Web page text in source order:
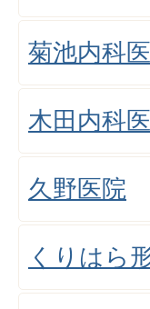
菊池内科
木田内科
久野医院
くりはら